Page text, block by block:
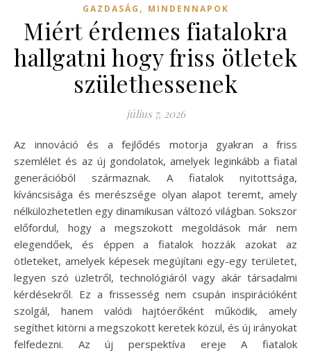
GAZDASÁG , MINDENNAPOK
Miért érdemes fiatalokra
hallgatni hogy friss ötletek
születhessenek
július 7, 2026
Az innováció és a fejlődés motorja gyakran a friss
szemlélet és az új gondolatok, amelyek leginkább a fiatal
generációból származnak. A fiatalok nyitottsága,
kíváncsisága és merészsége olyan alapot teremt, amely
nélkülözhetetlen egy dinamikusan változó világban. Sokszor
előfordul, hogy a megszokott megoldások már nem
elegendőek, és éppen a fiatalok hozzák azokat az
ötleteket, amelyek képesek megújítani egy-egy területet,
legyen szó üzletről, technológiáról vagy akár társadalmi
kérdésekről. Ez a frissesség nem csupán inspirációként
szolgál, hanem valódi hajtóerőként működik, amely
segíthet kitörni a megszokott keretek közül, és új irányokat
felfedezni. Az új perspektíva ereje A fiatalok